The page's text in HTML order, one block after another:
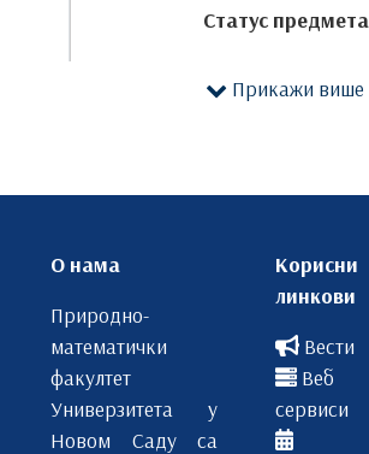
ДОН
ОЗ
8
Статус предмета
В
ДОН
СИР
Т
Прикажи више
О нама
Природно-
математички
факултет
Универзитета у
Новом Саду са
Корисни
линкови
Вести
Веб
сервиси